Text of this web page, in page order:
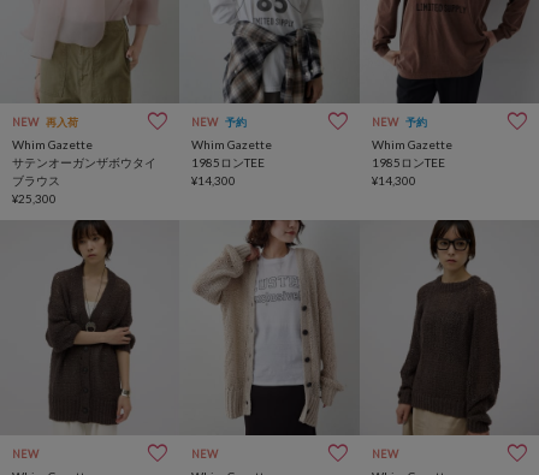
NEW 再入荷
Whim Gazette
サテンオーガンザボウタイ
ブラウス
¥25,300
NEW 予約
Whim Gazette
1985ロンTEE
¥14,300
NEW 予約
Whim Gazette
1985ロンTEE
¥14,300
NEW NEW NEW